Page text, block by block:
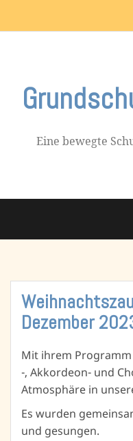
Eine bewegte
Dezember
Mit ihrem
-, Akkordeon- und
Atmosphäre in
Es wurden
und gesungen.